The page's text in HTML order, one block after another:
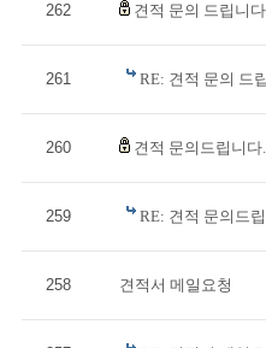
262 견적 문의 드립니다
261 RE: 견적 문의 드
260 견적 문의드립니다.
259 RE: 견적 문의드
258 견적서 메일요청